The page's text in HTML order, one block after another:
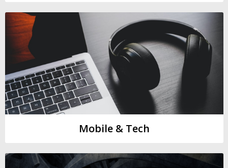
Mobile & Tech